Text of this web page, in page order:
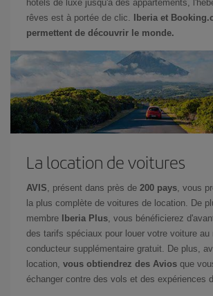
hôtels de luxe jusqu'à des appartements,
rêves est à portée de clic.
Iberia et
permettent de découvrir le monde.
La location de voitures
AVIS , présent dans près de 200 pays , vous
la plus complète de voitures de location. De
membre
Iberia Plus , vous bénéficierez
des tarifs spéciaux pour louer votre voiture au
conducteur supplémentaire gratuit. De plus,
location, vous obtiendrez des Avios que
échanger contre des vols et des expériences